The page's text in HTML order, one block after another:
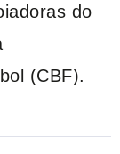
do
(CBF).